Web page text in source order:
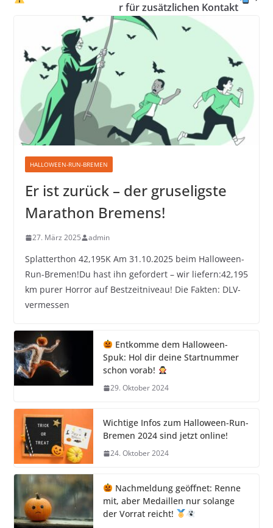
r für zusätzlichen Kontakt
HALLOWEEN-RUN-BREMEN
Er ist zurück – der gruseligste
Marathon Bremens!
27. März 2025 admin
Splatterthon 42,195K Am 31.10.2025 beim Halloween-
Run-Bremen!Du hast ihn gefordert – wir liefern:42,195
km purer Horror auf Bestzeitniveau! Die Fakten: DLV-
vermessen
Entkomme dem Halloween-
Spuk: Hol dir deine Startnummer
schon vorab!
29. Oktober 2024
Wichtige Infos zum Halloween-Run-
Bremen 2024 sind jetzt online!
24. Oktober 2024
Nachmeldung geöffnet: Renne
mit, aber Medaillen nur solange
der Vorrat reicht!